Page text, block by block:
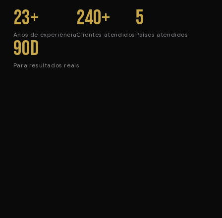
23+
Anos de experiência
240+
Clientes atendidos
5
Países atendidos
90d
Para resultados reais